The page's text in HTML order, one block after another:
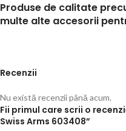
Produse de calitate
multe alte accesorii
Recenzii
Nu există recenzii până acum.
Fii primul care scrii o
Swiss Arms 603408”